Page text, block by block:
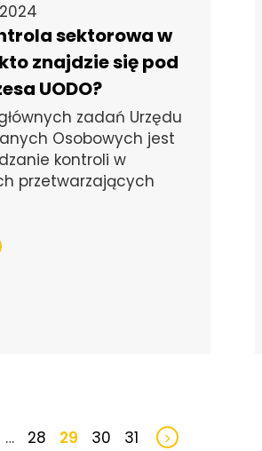
sektorowa w
znajdzie się pod
UODO?
zadań Urzędu
Osobowych jest
kontroli w
przetwarzających
… 28 29 30 31 >